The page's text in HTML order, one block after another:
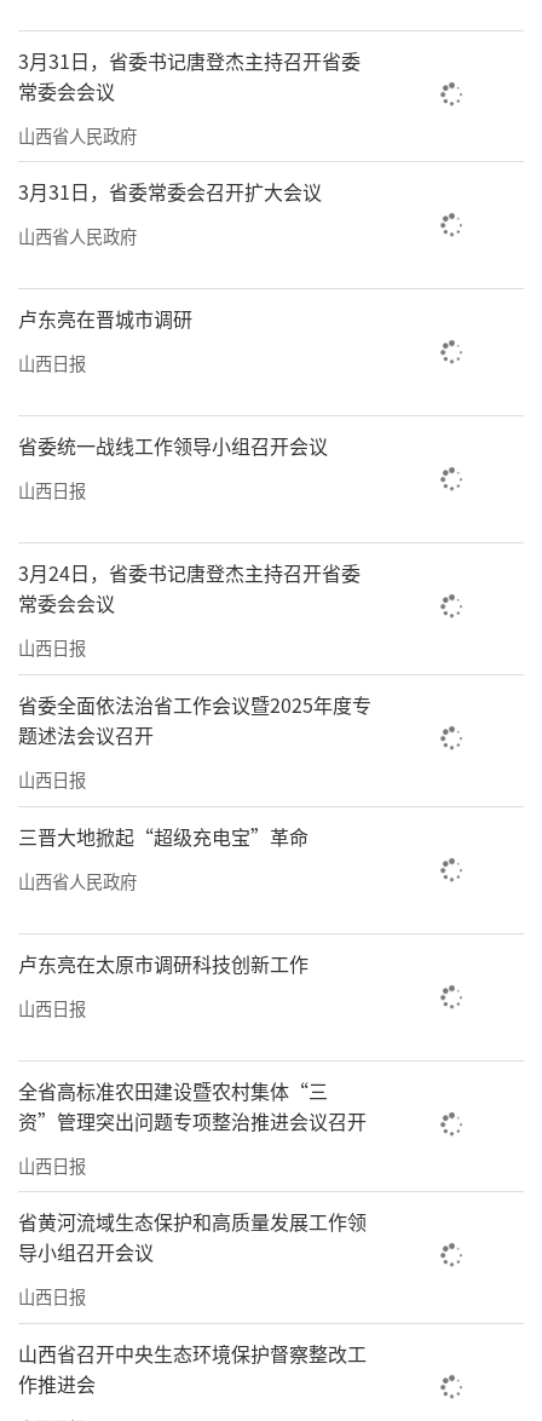
3月31日，省委书记唐登杰主持召开省委
常委会会议
山西省人民政府
3月31日，省委常委会召开扩大会议
山西省人民政府
卢东亮在晋城市调研
山西日报
省委统一战线工作领导小组召开会议
山西日报
3月24日，省委书记唐登杰主持召开省委
常委会会议
山西日报
省委全面依法治省工作会议暨2025年度专
题述法会议召开
山西日报
三晋大地掀起“超级充电宝”革命
山西省人民政府
卢东亮在太原市调研科技创新工作
山西日报
全省高标准农田建设暨农村集体“三
资”管理突出问题专项整治推进会议召开
山西日报
省黄河流域生态保护和高质量发展工作领
导小组召开会议
山西日报
山西省召开中央生态环境保护督察整改工
作推进会